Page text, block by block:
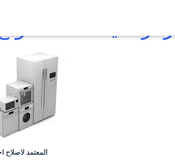
مركز صيانة
المعتمد لاصلاح